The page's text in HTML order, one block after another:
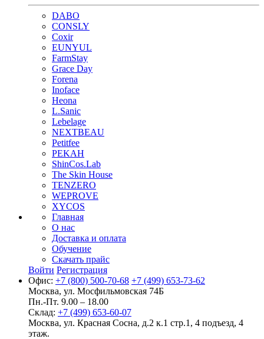
DABO
CONSLY
Coxir
EUNYUL
FarmStay
Grace Day
Forena
Inoface
Heona
L.Sanic
Lebelage
NEXTBEAU
Petitfee
PEKAH
ShinCos.Lab
The Skin House
TENZERO
WEPROVE
XYCOS
Главная
О нас
Доставка и оплата
Обучение
Скачать прайс
Войти Регистрация
Офис: +7 (800) 500-70-68 +7 (499) 653-73-62
Москва, ул. Мосфильмовская 74Б
Пн.-Пт. 9.00 – 18.00
Склад: +7 (499) 653-60-07
Москва, ул. Красная Сосна, д.2 к.1 стр.1, 4 подъезд, 4
этаж.